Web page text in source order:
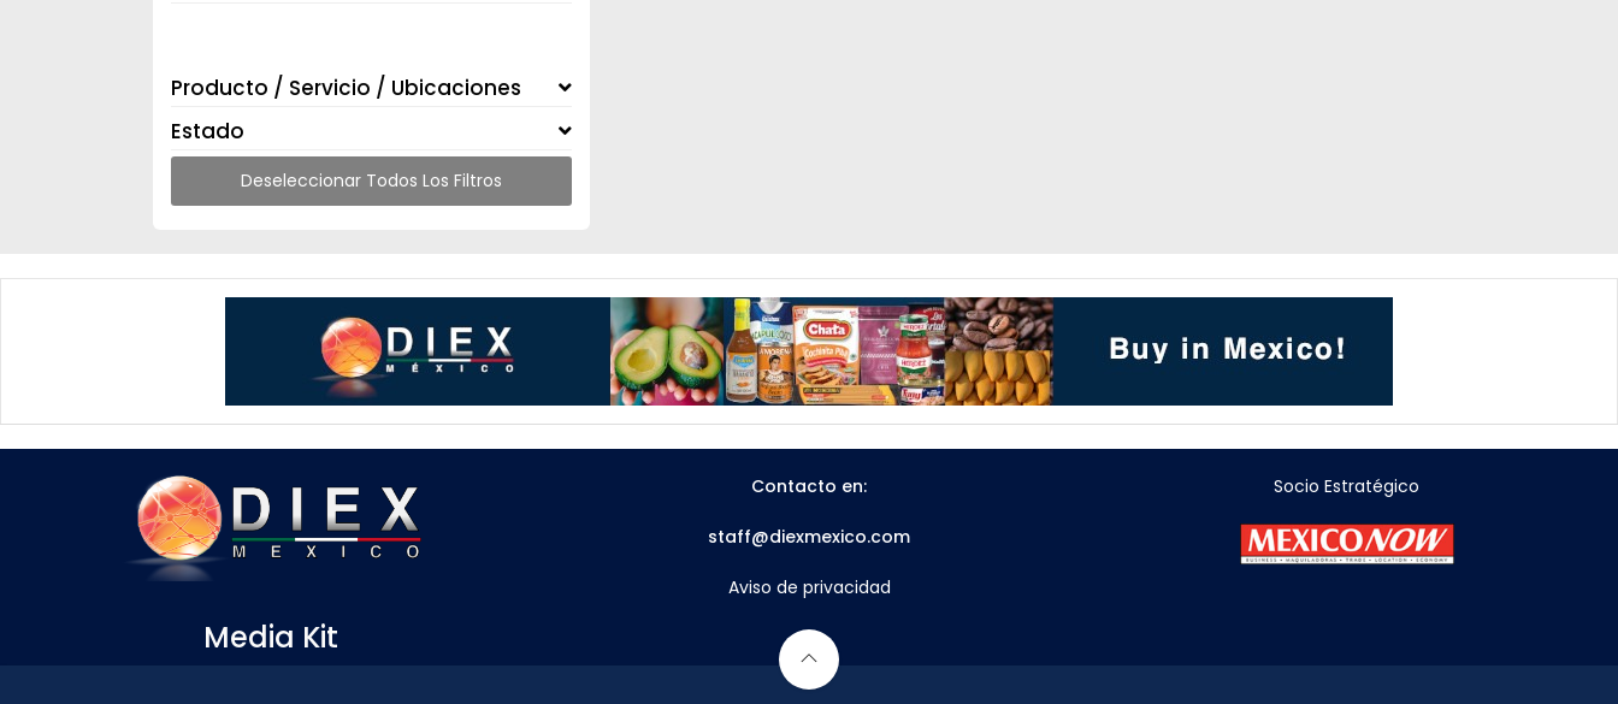
Producto / Servicio / Ubicaciones
Estado
Deseleccionar Todos Los Filtros
Media Kit
Contacto en:
staff@diexmexico.com
Aviso de privacidad
Socio Estratégico